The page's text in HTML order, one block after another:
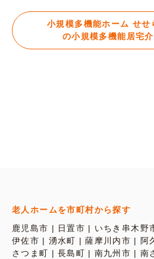
小規模多機能ホーム せせ
の小規模多機能居宅
老人ホームを市町村から探す
鹿児島市
日置市 いちき串木野
伊佐市
湧水町 薩摩川内市 阿
さつま町
長島町 南九州市 南